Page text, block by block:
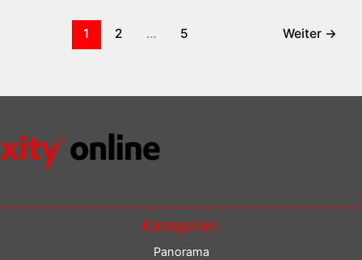
1 2 … 5 Weiter →
Kategorien
Panorama